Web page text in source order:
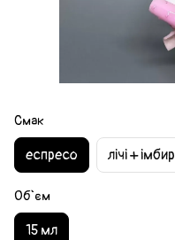
Смак
еспресо лічі + імбир
Об`єм
15 мл